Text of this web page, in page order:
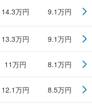
14.3万円 9.1万円
13.3万円 9.1万円
11万円 8.1万円
12.1万円 8.5万円